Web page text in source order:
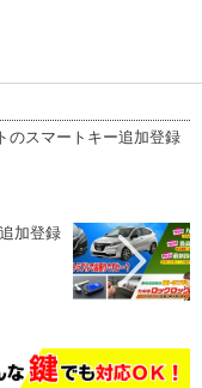
のスマートキー追加登録
加登録